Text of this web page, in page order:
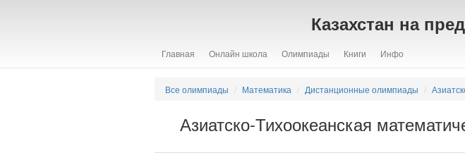
Казахстан на
Главная Онлайн школа Олимпиады Книги Инфо
Все олимпиады Математика Дистанционные олимпиады
Азиатско-Тихоокеанская